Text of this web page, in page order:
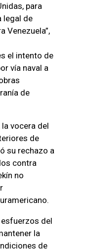
para
legal de
Venezuela”,
el intento de
vía naval a
de
vocera del
de
su rechazo a
contra
no
esfuerzos del
la
de